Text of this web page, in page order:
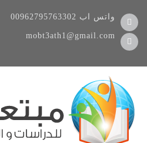
00962795763302 واتس اب
mobt3ath1@gmail.com